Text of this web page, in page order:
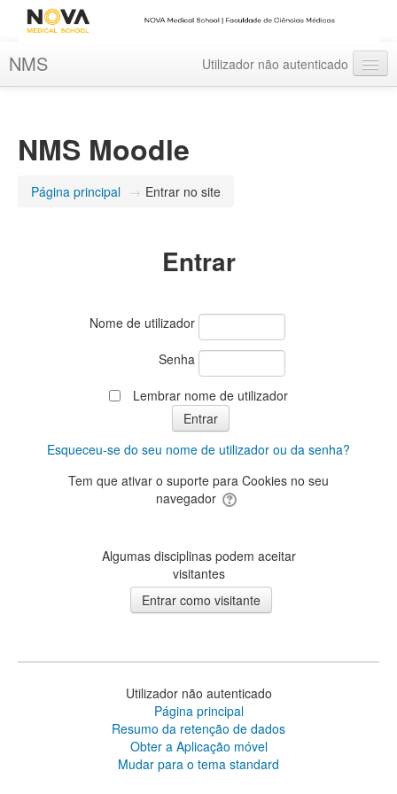
NMS
Utilizador não autenticado
NMS Moodle
Página principal → Entrar no site
Entrar
Nome de utilizador
Senha
Lembrar nome de utilizador
Esqueceu-se do seu nome de utilizador ou da senha?
Tem que ativar o suporte para Cookies no seu
navegador
Algumas disciplinas podem aceitar
visitantes
Utilizador não autenticado
Página principal
Resumo da retenção de dados
Obter a Aplicação móvel
Mudar para o tema standard